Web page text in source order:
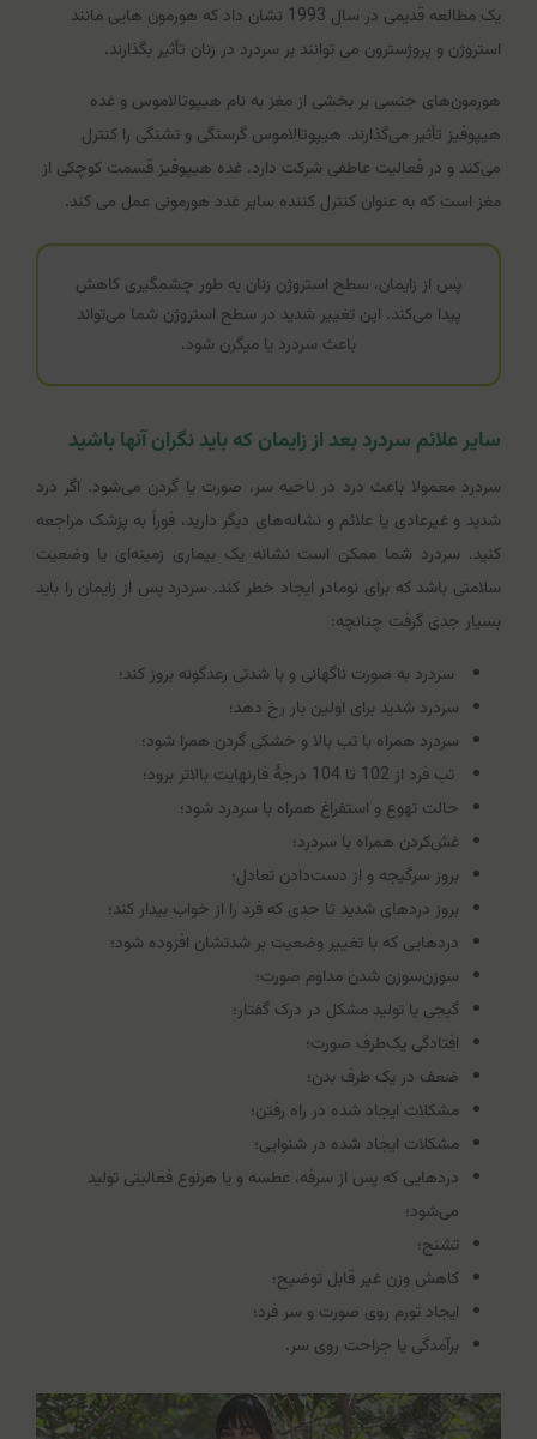
یک مطالعه قدیمی در سال 1993 نشان داد که هورمون هایی مانند
استروژن و پروژسترون می توانند بر سردرد در زنان تأثیر بگذارند.
هورمون‌های جنسی بر بخشی از مغز به نام هیپوتالاموس و غده
هیپوفیز تأثیر می‌گذارند. هیپوتالاموس گرسنگی و تشنگی را کنترل
می‌کند و در فعالیت عاطفی شرکت دارد. غده هیپوفیز قسمت کوچکی از
مغز است که به عنوان کنترل کننده سایر غدد هورمونی عمل می کند.
پس از زایمان، سطح استروژن زنان به طور چشمگیری کاهش
پیدا می‌کند. این تغییر شدید در سطح استروژن شما می‌تواند
باعث سردرد یا میگرن شود.
سایر علائم سردرد بعد از زایمان که باید نگران آنها باشید
سردرد معمولا باعث درد در ناحیه سر، صورت یا گردن می‌شود. اگر درد
شدید و غیرعادی یا علائم و نشانه‌های دیگر دارید، فوراً به پزشک مراجعه
کنید. سردرد شما ممکن است نشانه یک بیماری زمینه‌ای یا وضعیت
سلامتی باشد که برای نومادر ایجاد خطر کند. سردرد پس از زایمان را باید
بسیار جدی گرفت چنانچه:
سردرد به صورت ناگهانی و با شدتی رعدگونه بروز کند؛
سردرد شدید برای اولین بار رخ دهد؛
سردرد همراه با تب بالا و خشکی گردن همرا شود؛
تب فرد از 102 تا 104 درجۀ فارنهایت بالاتر برود؛
حالت تهوع و استفراغ همراه با سردرد شود؛
غش‌کردن همراه با سردرد؛
بروز سرگیجه و از دست‌دادن تعادل؛
بروز دردهای شدید تا حدی که فرد را از خواب بیدار کند؛
دردهایی که با تغییر وضعیت بر شدتشان افزوده شود؛
سوزن‌سوزن شدن مداوم صورت؛
گیجی یا تولید مشکل در درک گفتار؛
افتادگی یک‌طرف صورت؛
ضعف در یک طرف بدن؛
مشکلات ایجاد شده در راه رفتن؛
مشکلات ایجاد شده در شنوایی؛
دردهایی که پس از سرفه، عطسه و یا هرنوع فعالیتی تولید
می‌شود؛
تشنج؛
کاهش وزن غیر قابل توضیح؛
ایجاد تورم روی صورت و سر فرد؛
برآمدگی یا جراحت روی سر.